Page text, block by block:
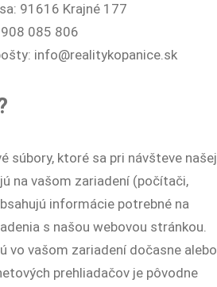
91616 Krajné 177
085 806
info@realitykopanice.sk
súbory, ktoré sa pri návšteve našej
na vašom zariadení (počítači,
informácie potrebné na
s našou webovou stránkou.
vo vašom zariadení dočasne alebo
prehliadačov je pôvodne